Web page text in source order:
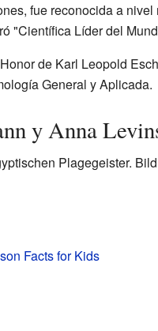
fue reconocida a
"Científica Líder del
de Karl Leopold
General y Aplicada.
y Anna
Plagegeister.
Facts for Kids